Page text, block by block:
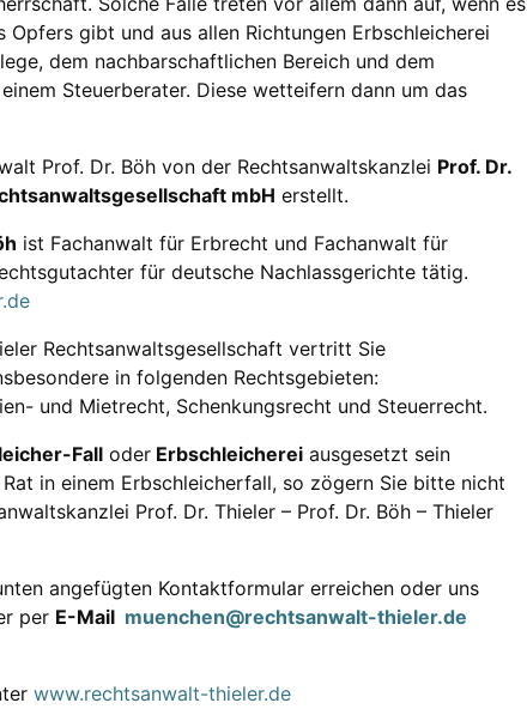
Opfers gibt und aus allen Richtungen Erbschleicherei
dem nachbarschaftlichen Bereich und dem
Steuerberater. Diese wetteifern dann um das
Prof. Dr. Böh von der Rechtsanwaltskanzlei Prof. Dr.
mbH erstellt.
ist Fachanwalt für Erbrecht und Fachanwalt für
für deutsche Nachlassgerichte tätig.
Rechtsanwaltsgesellschaft vertritt Sie
in folgenden Rechtsgebieten:
und Mietrecht, Schenkungsrecht und Steuerrecht.
Fall oder Erbschleicherei ausgesetzt sein
in einem Erbschleicherfall, so zögern Sie bitte nicht
Prof. Dr. Thieler – Prof. Dr. Böh – Thieler
angefügten Kontaktformular erreichen oder uns
per E-Mail muenchen@rechtsanwalt-thieler.de
www.rechtsanwalt-thieler.de